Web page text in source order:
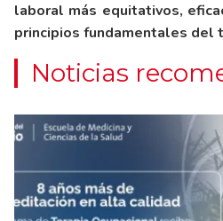
laboral más equitativos,
principios fundamentales del
Noticias